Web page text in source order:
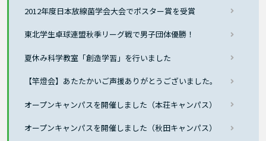
2012年度日本放線菌学会大会でポスター賞を受賞
東北学生卓球連盟秋季リーグ戦で男子団体優勝！
夏休み科学教室「創造学習」を行いました
【竿燈会】あたたかいご声援ありがとうございました。
オープンキャンパスを開催しました（本荘キャンパス）
オープンキャンパスを開催しました（秋田キャンパス）